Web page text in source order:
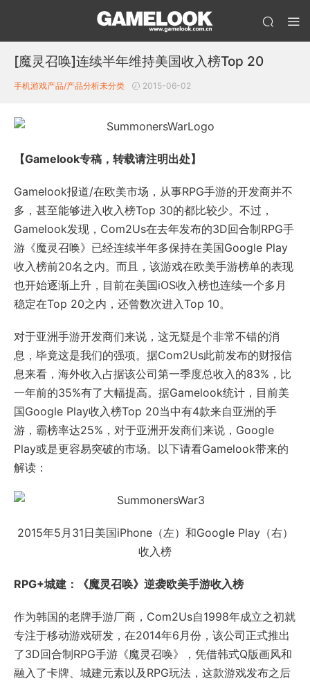
[魔灵召唤]连续半年维持美国收入榜Top 20
手机游戏产品/产品分析未分类 2015-06-02
【Gamelook专稿，转载请注明出处】
Gamelook报道/在欧美市场，从事RPG手游的开发商并不
多，甚至能够进入收入榜Top 30的都比较少。不过，
Gamelook发现，Com2Us在去年发布的3D回合制RPG手
游《魔灵召唤》已经连续半年多保持在美国Google Play
收入榜前20名之内。而且，该游戏在欧美手游榜单的表现
也开始逐渐上升，目前在美国iOS收入榜也连续一个多月
稳定在Top 20之内，还曾数次进入Top 10。
对于亚洲手游开发商们来说，这无疑是个非常不错的消
息，毕竟这是我们的强项。据Com2Us此前发布的财报信
息来看，海外收入占据该公司第一季度总收入的83%，比
一年前的35%有了大幅提高。据Gamelook统计，目前美
国Google Play收入榜Top 20当中有4款来自亚洲的手
游，霸榜率达25%，对于亚洲开发商们来说，Google
Play或是更容易突破的市场。以下请看Gamelook带来的
解读：
2015年5月31日美国iPhone（左）和Google Play（右）
收入榜
RPG+城建：《魔灵召唤》逆袭欧美手游收入榜
作为韩国的老牌手游厂商，Com2Us自1998年成立之初就
专注于移动游戏研发，在2014年6月份，该公司正式推出
了3D回合制RPG手游《魔灵召唤》，凭借韩式Q版画风和
融入了卡牌、城建元素以及RPG玩法，这款游戏发布之后